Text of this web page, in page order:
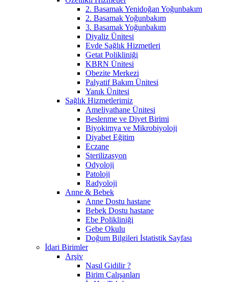
2. Basamak Yenidoğan Yoğunbakım
2. Basamak Yoğunbakım
3. Basamak Yoğunbakım
Diyaliz Ünitesi
Evde Sağlık Hizmetleri
Getat Polikliniği
KBRN Ünitesi
Obezite Merkezi
Palyatif Bakım Ünitesi
Yanık Ünitesi
Sağlık Hizmetlerimiz
Ameliyathane Ünitesi
Beslenme ve Diyet Birimi
Biyokimya ve Mikrobiyoloji
Diyabet Eğitim
Eczane
Sterilizasyon
Odyoloji
Patoloji
Radyoloji
Anne & Bebek
Anne Dostu hastane
Bebek Dostu hastane
Ebe Polikliniği
Gebe Okulu
Doğum Bilgileri İstatistik Sayfası
İdari Birimler
Arşiv
Nasıl Gidilir ?
Birim Çalışanları